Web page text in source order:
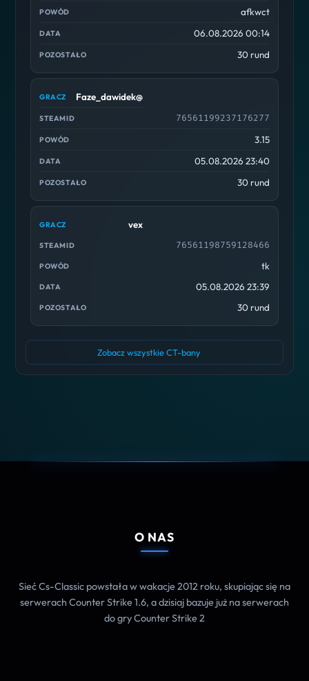
afkwct
06.08.2026 00:14
30 rund
Faze_dawidek@
76561199237176277
3.15
05.08.2026 23:40
30 rund
vex
76561198759128466
tk
05.08.2026 23:39
30 rund
Zobacz wszystkie CT-bany
O NAS
Sieć Cs-Classic powstała w wakacje 2012 roku, skupiając się na
serwerach Counter Strike 1.6, a dzisiaj bazuje już na serwerach
do gry Counter Strike 2